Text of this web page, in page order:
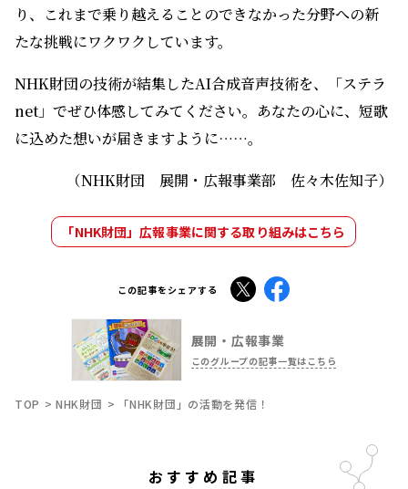
り、これまで乗り越えることのできなかった分野への新
たな挑戦にワクワクしています。
NHK財団の技術が結集したAI合成音声技術を、「ステラ
net」でぜひ体感してみてください。あなたの心に、短歌
に込めた想いが届きますように……。
（NHK財団 展開・広報事業部 佐々木佐知子）
「NHK財団」広報事業に関する取り組みはこちら
この記事をシェアする X Facebook
展開・広報事業
このグループの記事一覧はこちら
TOP NHK財団 「NHK財団」の活動を発信！
おすすめ記事